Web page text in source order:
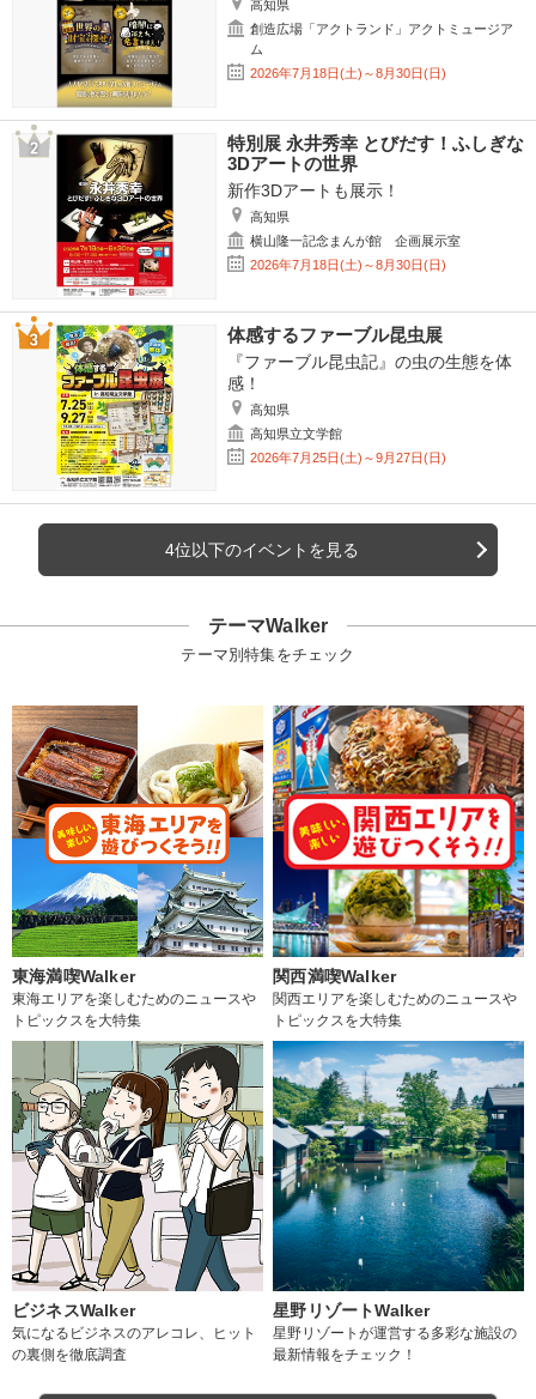
高知県
創造広場「アクトランド」アクトミュージア
ム
2026年7月18日(土)～8月30日(日)
特別展 永井秀幸 とびだす！ふしぎな
3Dアートの世界
新作3Dアートも展示！
高知県
横山隆一記念まんが館 企画展示室
2026年7月18日(土)～8月30日(日)
体感するファーブル昆虫展
『ファーブル昆虫記』の虫の生態を体
感！
高知県
高知県立文学館
2026年7月25日(土)～9月27日(日)
4位以下のイベントを見る
テーマWalker
テーマ別特集をチェック
東海満喫Walker
東海エリアを楽しむためのニュースや
トピックスを大特集
関西満喫Walker
関西エリアを楽しむためのニュースや
トピックスを大特集
ビジネスWalker
気になるビジネスのアレコレ、ヒット
の裏側を徹底調査
星野リゾートWalker
星野リゾートが運営する多彩な施設の
最新情報をチェック！